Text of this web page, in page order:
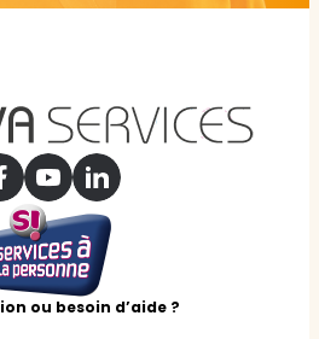
ou besoin d’aide ?